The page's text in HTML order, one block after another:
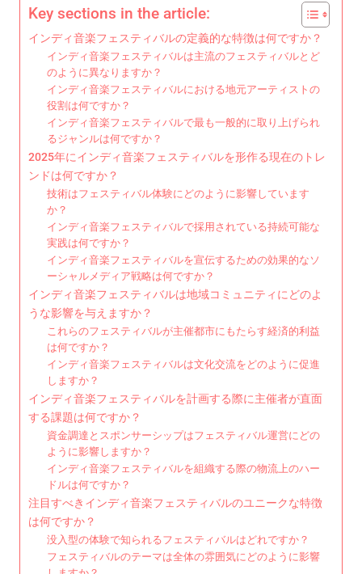
Key sections in the article:
インディ音楽フェスティバルの定義的な特徴は何ですか？
インディ音楽フェスティバルは主流のフェスティバルとど
のように異なりますか？
インディ音楽フェスティバルにおける地元アーティストの
役割は何ですか？
インディ音楽フェスティバルで最も一般的に取り上げられ
るジャンルは何ですか？
2025年にインディ音楽フェスティバルを形作る現在のトレ
ンドは何ですか？
技術はフェスティバル体験にどのように影響しています
か？
インディ音楽フェスティバルで採用されている持続可能な
実践は何ですか？
インディ音楽フェスティバルを宣伝するための効果的なソ
ーシャルメディア戦略は何ですか？
インディ音楽フェスティバルは地域コミュニティにどのよ
うな影響を与えますか？
これらのフェスティバルが主催都市にもたらす経済的利益
は何ですか？
インディ音楽フェスティバルは文化交流をどのように促進
しますか？
インディ音楽フェスティバルを計画する際に主催者が直面
する課題は何ですか？
資金調達とスポンサーシップはフェスティバル運営にどの
ように影響しますか？
インディ音楽フェスティバルを組織する際の物流上のハー
ドルは何ですか？
注目すべきインディ音楽フェスティバルのユニークな特徴
は何ですか？
没入型の体験で知られるフェスティバルはどれですか？
フェスティバルのテーマは全体の雰囲気にどのように影響